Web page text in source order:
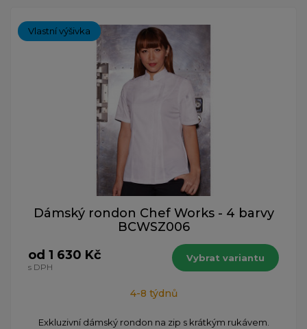
Vlastní výšivka
Dámský rondon Chef Works - 4 barvy
BCWSZ006
od 1 630 Kč
s DPH
Vybrat variantu
4-8 týdnů
Exkluzivní dámský rondon na zip s krátkým rukávem.